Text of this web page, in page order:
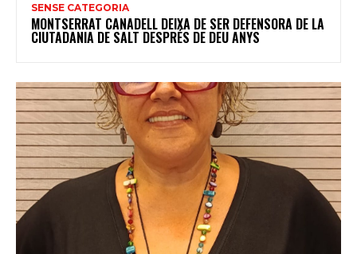
SENSE CATEGORIA
MONTSERRAT CANADELL DEIXA DE SER DEFENSORA DE LA
CIUTADANIA DE SALT DESPRÉS DE DEU ANYS